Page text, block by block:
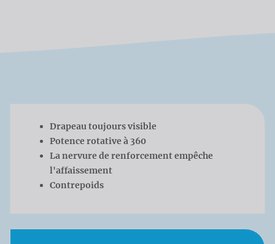
Drapeau toujours visible
Potence rotative à 360
La nervure de renforcement empêche
l'affaissement
Contrepoids